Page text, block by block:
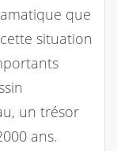
que
situation
un trésor
ans.